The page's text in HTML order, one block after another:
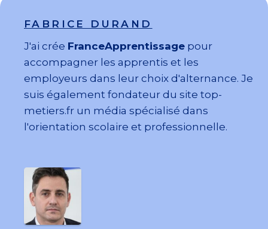
FABRICE DURAND
J'ai crée FranceApprentissage pour
accompagner les apprentis et les
employeurs dans leur choix d'alternance. Je
suis également fondateur du site top-
metiers.fr un média spécialisé dans
l'orientation scolaire et professionnelle.